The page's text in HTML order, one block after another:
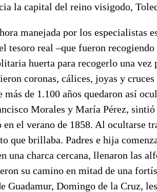
la capital del reino visigodo,
manejada por los especialistas
tesoro real –que fueron
huerta para recogerlo una vez
coronas, cálices, joyas y
más de 1.100 años quedaron así
Morales y María Pérez,
el verano de 1858. Al ocultarse
que brillaba. Padres e hija
una charca cercana, llenaron las
su camino en mitad de una
Guadamur, Domingo de la Cruz,